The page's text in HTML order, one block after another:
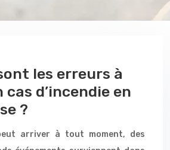
les erreurs à
cas d’incendie en
?
arriver à tout moment, des